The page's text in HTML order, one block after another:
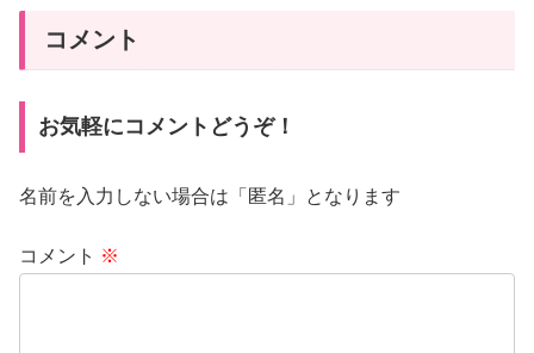
コメント
お気軽にコメントどうぞ！
名前を入力しない場合は「匿名」となります
コメント ※